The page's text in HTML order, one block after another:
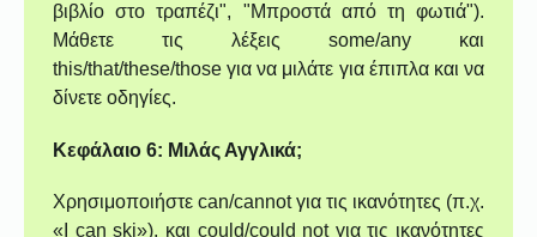
βιβλίο στο τραπέζι", "Μπροστά από τη φωτιά").
Μάθετε τις λέξεις some/any και
this/that/these/those για να μιλάτε για έπιπλα και να
δίνετε οδηγίες.
Κεφάλαιο 6: Μιλάς Αγγλικά;
Χρησιμοποιήστε can/cannot για τις ικανότητες (π.χ.
«I can ski»), και could/could not για τις ικανότητες